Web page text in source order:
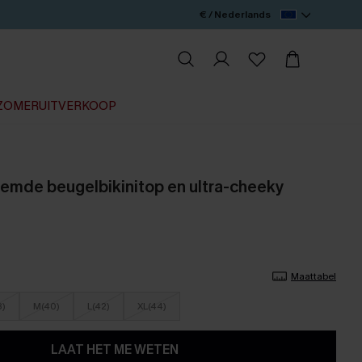
€ / Nederlands
beugelbikinitop en ultra-cheeky
Maattabel
M(40) L(42) XL(44)
LAAT HET ME WETEN